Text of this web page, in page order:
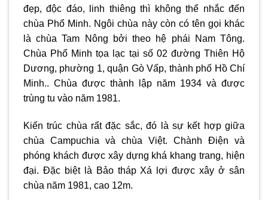
đẹp, độc đáo, linh thiêng thì không thể nhắc đến
chùa Phổ Minh. Ngôi chùa này còn có tên gọi khác
là chùa Tam Nông bởi theo hệ phái Nam Tông.
Chùa Phổ Minh tọa lạc tại số 02 đường Thiên Hộ
Dương, phường 1, quận Gò Vấp, thành phố Hồ Chí
Minh.. Chùa được thành lập năm 1934 và được
trùng tu vào năm 1981.
Kiến trúc chùa rất đặc sắc, đó là sự kết hợp giữa
chùa Campuchia và chùa Việt. Chành Điện và
phóng khách được xây dựng khá khang trang, hiện
đại. Đặc biệt là Bảo tháp Xá lợi được xây ở sân
chùa năm 1981, cao 12m.